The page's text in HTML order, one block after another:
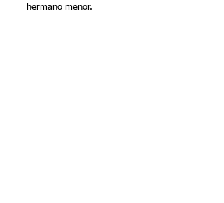
hermano menor.